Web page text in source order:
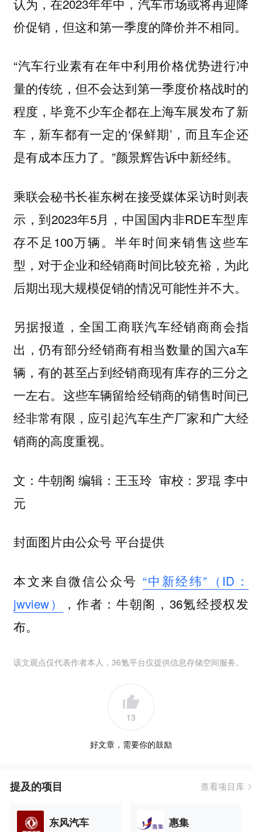
价促销，但这和第一季度的降价并不相同。
“汽车行业素有在年中利用价格优势进行冲
量的传统，但不会达到第一季度价格战时的
程度，毕竟不少车企都在上海车展发布了新
车，新车都有一定的‘保鲜期’，而且车企还
是有成本压力了。”颜景辉告诉中新经纬。
乘联会秘书长崔东树在接受媒体采访时则表
示，到2023年5月，中国国内非RDE车型库
存不足100万辆。半年时间来销售这些车
型，对于企业和经销商时间比较充裕，为此
后期出现大规模促销的情况可能性并不大。
另据报道，全国工商联汽车经销商商会指
出，仍有部分经销商有相当数量的国六a车
辆，有的甚至占到经销商现有库存的三分之
一左右。这些车辆留给经销商的销售时间已
经非常有限，应引起汽车生产厂家和广大经
销商的高度重视。
文：牛朝阁 编辑：王玉玲 审校：罗琨 李中
元
封面图片由公众号 平台提供
本文来自微信公众号 “中新经纬”（ID：
jwview）
，作者：牛朝阁，36氪经授权发
布。
该文观点仅代表作者本人，36氪平台仅提供信息存储空间服务。
13
好文章，需要你的鼓励
提及的项目 查看项目库
东风汽车 惠集